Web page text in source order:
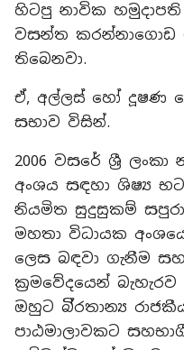
හිටපු නාවික
වසන්ත කරන්නාගොඩ
තිබෙනවා.
ඒ, අල්ලස් හෝ දූෂණ
සභාව විසින්.
2006 වසරේ ශ්‍රී
අංශය සඳහා ශිෂ්‍ය
නියමිත සුදුසුකම්
මහතා විධායක
ලෙස බඳවා ගැනීම
ක්‍රමවේදයෙන්
ඔහුට බි්‍රතාන්‍ය
පාඨමාලාවකට